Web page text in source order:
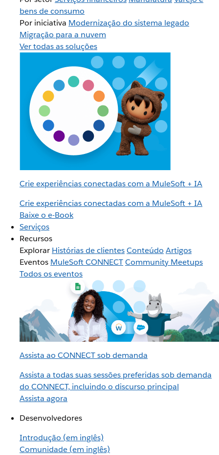
bens de consumo
Por iniciativa Modernização do sistema legado
Migração para a nuvem
Ver todas as soluções
Crie experiências conectadas com a MuleSoft + IA
Crie experiências conectadas com a MuleSoft + IA
Baixe o e-Book
Serviços
Recursos
Explorar Histórias de clientesConteúdo Artigos
Eventos MuleSoft CONNECTCommunity Meetups
Todos os eventos
Assista ao CONNECT sob demanda
Assista a todas suas sessões preferidas sob demanda
do CONNECT, incluindo o discurso principal
Assista agora
Desenvolvedores
Introdução (em inglês)
Comunidade (em inglês)